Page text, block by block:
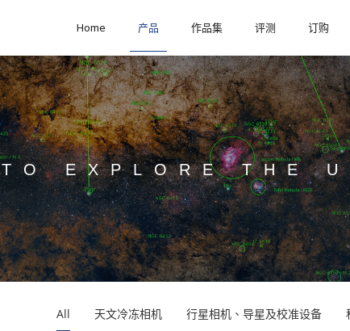
Home 产品 作品集 评测 订购
TO EXPLORE THE
All 天文冷冻相机 行星相机、导星及校准设备